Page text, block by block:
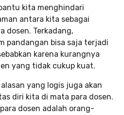
kita menghindari
antara kita sebagai
dosen. Terkadang,
pandangan bisa saja terjadi
karena kurangnya
yang tidak cukup kuat.
yang logis juga akan
diri kita di mata para dosen.
dosen adalah orang-